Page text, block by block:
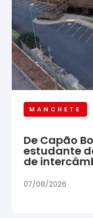
MANCHETE
De Capão
estudante
de
07/08/2026